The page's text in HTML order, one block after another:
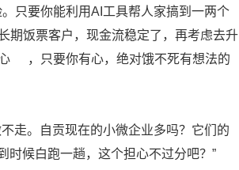
只要你能利用AI工具帮人家搞到一两个
期饭票客户，现金流稳定了，再考虑去升
，只要你有心，绝对饿不死有想法的
走。自贡现在的小微企业多吗？它们的
时候白跑一趟，这个担心不过分吧？”